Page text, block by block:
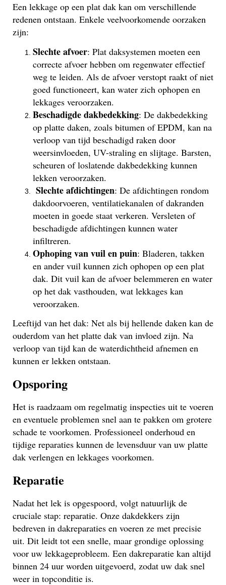
Een lekkage op een plat dak kan om verschillende
redenen ontstaan. Enkele veelvoorkomende oorzaken
zijn:
Slechte afvoer: Plat daksystemen moeten een
correcte afvoer hebben om regenwater effectief
weg te leiden. Als de afvoer verstopt raakt of niet
goed functioneert, kan water zich ophopen en
lekkages veroorzaken.
Beschadigde dakbedekking: De dakbedekking
op platte daken, zoals bitumen of EPDM, kan na
verloop van tijd beschadigd raken door
weersinvloeden, UV-straling en slijtage. Barsten,
scheuren of loslatende dakbedekking kunnen
lekken veroorzaken.
Slechte afdichtingen: De afdichtingen rondom
dakdoorvoeren, ventilatiekanalen of dakranden
moeten in goede staat verkeren. Versleten of
beschadigde afdichtingen kunnen water
infiltreren.
Ophoping van vuil en puin: Bladeren, takken
en ander vuil kunnen zich ophopen op een plat
dak. Dit vuil kan de afvoer belemmeren en water
op het dak vasthouden, wat lekkages kan
veroorzaken.
Leeftijd van het dak: Net als bij hellende daken kan de
ouderdom van het platte dak van invloed zijn. Na
verloop van tijd kan de waterdichtheid afnemen en
kunnen er lekken ontstaan.
Opsporing
Het is raadzaam om regelmatig inspecties uit te voeren
en eventuele problemen snel aan te pakken om grotere
schade te voorkomen. Professioneel onderhoud en
tijdige reparaties kunnen de levensduur van uw platte
dak verlengen en lekkages voorkomen.
Reparatie
Nadat het lek is opgespoord, volgt natuurlijk de
cruciale stap: reparatie. Onze dakdekkers zijn
bedreven in dakreparaties en voeren ze met precisie
uit. Dit leidt tot een snelle, maar grondige oplossing
voor uw lekkageprobleem. Een dakreparatie kan altijd
binnen 24 uur worden uitgevoerd, zodat uw dak snel
weer in topconditie is.